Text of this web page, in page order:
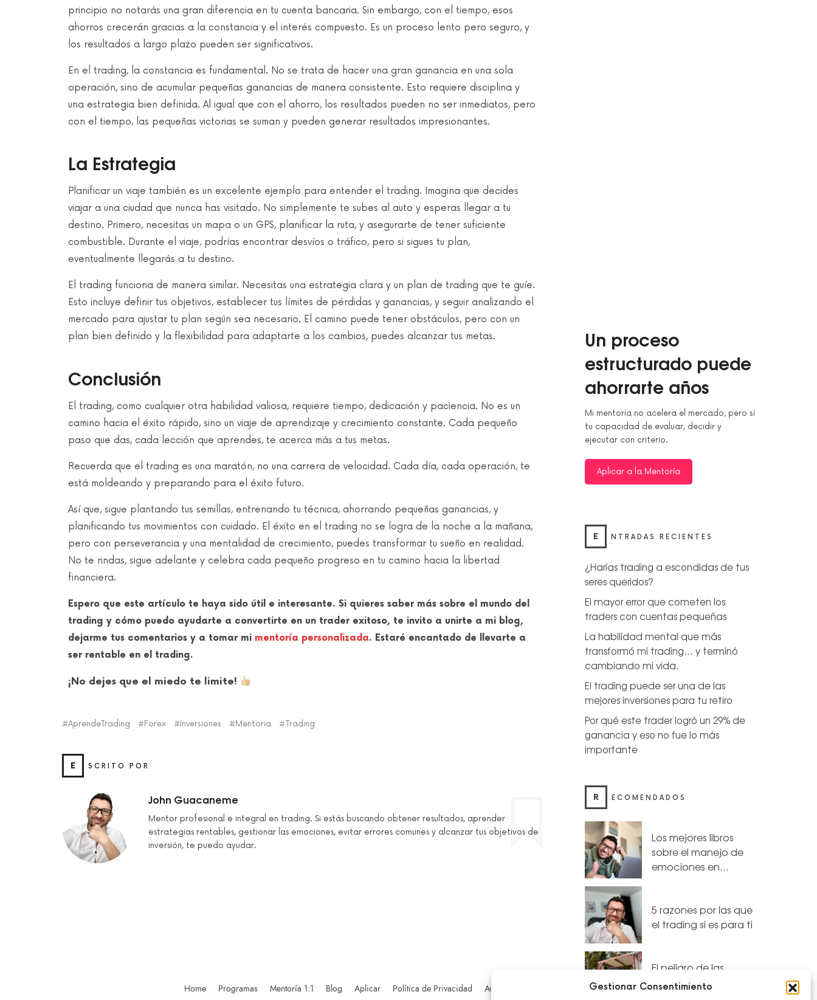
Gestionar Consentimiento
principio no notarás una gran diferencia en tu cuenta bancaria. Sin embargo, con el tiempo, esos
ahorros crecerán gracias a la constancia y el interés compuesto. Es un proceso lento pero seguro, y
los resultados a largo plazo pueden ser significativos.
En el trading, la constancia es fundamental. No se trata de hacer una gran ganancia en una sola
operación, sino de acumular pequeñas ganancias de manera consistente. Esto requiere disciplina y
una estrategia bien definida. Al igual que con el ahorro, los resultados pueden no ser inmediatos, pero
con el tiempo, las pequeñas victorias se suman y pueden generar resultados impresionantes.
La Estrategia
Planificar un viaje también es un excelente ejemplo para entender el trading. Imagina que decides
viajar a una ciudad que nunca has visitado. No simplemente te subes al auto y esperas llegar a tu
destino. Primero, necesitas un mapa o un GPS, planificar la ruta, y asegurarte de tener suficiente
combustible. Durante el viaje, podrías encontrar desvíos o tráfico, pero si sigues tu plan,
eventualmente llegarás a tu destino.
El trading funciona de manera similar. Necesitas una estrategia clara y un plan de trading que te guíe.
Esto incluye definir tus objetivos, establecer tus límites de pérdidas y ganancias, y seguir analizando el
mercado para ajustar tu plan según sea necesario. El camino puede tener obstáculos, pero con un
plan bien definido y la flexibilidad para adaptarte a los cambios, puedes alcanzar tus metas.
Conclusión
El trading, como cualquier otra habilidad valiosa, requiere tiempo, dedicación y paciencia. No es un
camino hacia el éxito rápido, sino un viaje de aprendizaje y crecimiento constante. Cada pequeño
paso que das, cada lección que aprendes, te acerca más a tus metas.
Recuerda que el trading es una maratón, no una carrera de velocidad. Cada día, cada operación, te
está moldeando y preparando para el éxito futuro.
Así que, sigue plantando tus semillas, entrenando tu técnica, ahorrando pequeñas ganancias, y
planificando tus movimientos con cuidado. El éxito en el trading no se logra de la noche a la mañana,
pero con perseverancia y una mentalidad de crecimiento, puedes transformar tu sueño en realidad.
No te rindas, sigue adelante y celebra cada pequeño progreso en tu camino hacia la libertad
financiera.
Espero que este artículo te haya sido útil e interesante. Si quieres saber más sobre el mundo del
trading y cómo puedo ayudarte a convertirte en un trader exitoso, te invito a unirte a mi blog,
dejarme tus comentarios y a tomar mi mentoría personalizada. Estaré encantado de llevarte a
ser rentable en el trading.
¡No dejes que el miedo te limite!
AprendeTrading Forex Inversiones Mentoria Trading
E SCRITO POR
John Guacaneme
Mentor profesional e integral en trading. Si estás buscando obtener resultados, aprender
estrategias rentables, gestionar las emociones, evitar errores comunes y alcanzar tus objetivos de
inversión, te puedo ayudar.
Un proceso
estructurado puede
ahorrarte años
Mi mentoría no acelera el mercado, pero sí
tu capacidad de evaluar, decidir y
ejecutar con criterio.
Aplicar a la Mentoría
E NTRADAS RECIENTES
¿Harías trading a escondidas de tus
seres queridos?
El mayor error que cometen los
traders con cuentas pequeñas
La habilidad mental que más
transformó mi trading… y terminó
cambiando mi vida.
El trading puede ser una de las
mejores inversiones para tu retiro
Por qué este trader logró un 29% de
ganancia y eso no fue lo más
importante
R ECOMENDADOS
Los mejores libros
sobre el manejo de
emociones en…
5 razones por las que
el trading si es para ti
El peligro de las
operaciones de
Home Programas Mentoría 1:1 Blog Aplicar Política de Privacidad Aviso Legal Descargo de Responsabilidad